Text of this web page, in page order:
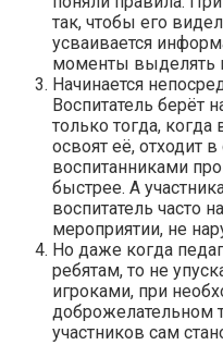
так, чтобы его
усваивается
моменты выделять
Начинается
Воспитатель берёт
только тогда, когда
освоят её, отходит
воспитанниками
быстрее. А
воспитатель часто
мероприятии, не
Но даже когда
ребятам, то не
игроками, при
доброжелательном
участников сам